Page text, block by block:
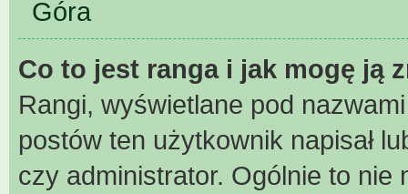
Góra
Co to jest ranga i jak mogę ją
Rangi, wyświetlane pod
postów ten użytkownik napisał
czy administrator. Ogólnie to